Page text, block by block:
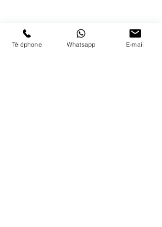
PAIEMENTS ACCEPTÉS
Téléphone Whatsapp E-mail